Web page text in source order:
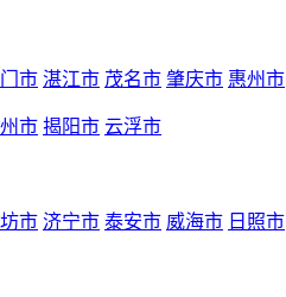
市 湛江市 茂名市 肇庆市 惠州市
市 揭阳市 云浮市
市 济宁市 泰安市 威海市 日照市